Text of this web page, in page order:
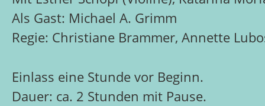
Als Gast: Michael A. Grimm
Regie: Christiane Brammer, Annette
Einlass eine Stunde vor Beginn.
Dauer: ca. 2 Stunden mit Pause.